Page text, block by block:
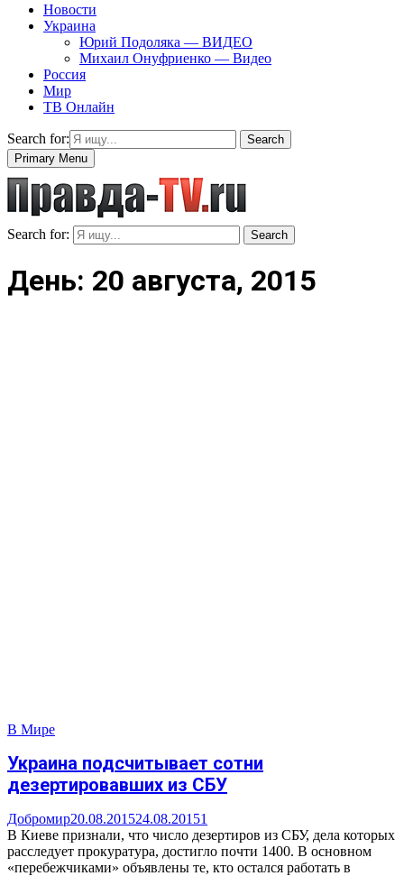
Новости
Украина
Юрий Подоляка — ВИДЕО
Михаил Онуфриенко — Видео
Россия
Мир
ТВ Онлайн
Search for:
Search
Primary Menu
Search for: Search
День: 20 августа, 2015
В Мире
Украина подсчитывает сотни
дезертировавших из СБУ
Добромир20.08.201524.08.20151
В Киеве признали, что число дезертиров из СБУ, дела которых
расследует прокуратура, достигло почти 1400. В основном
«перебежчиками» объявлены те, кто остался работать в